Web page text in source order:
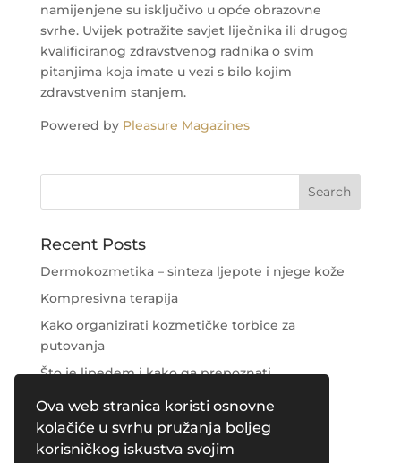
Ova web stranica koristi osnovne
kolačiće u svrhu pružanja boljeg
korisničkog iskustva svojim
namijenjene su isključivo u opće obrazovne
svrhe. Uvijek potražite savjet liječnika ili drugog
kvalificiranog zdravstvenog radnika o svim
pitanjima koja imate u vezi s bilo kojim
zdravstvenim stanjem.
Powered by Pleasure Magazines
Recent Posts
Dermokozmetika – sinteza ljepote i njege kože
Kompresivna terapija
Kako organizirati kozmetičke torbice za
putovanja
Što je lipedem i kako ga prepoznati
Njega područja oko očiju
Recent Comments